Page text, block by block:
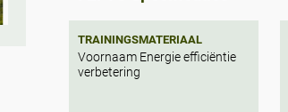
TRAININGSMATERIAAL
Voornaam Energie efficiëntie
verbetering